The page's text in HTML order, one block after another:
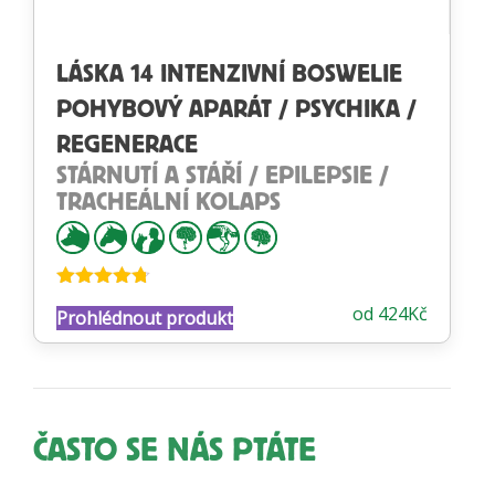
LÁSKA 14 INTENZIVNÍ BOSWELIE
POHYBOVÝ APARÁT / PSYCHIKA /
REGENERACE
STÁRNUTÍ A STÁŘÍ / EPILEPSIE /
TRACHEÁLNÍ KOLAPS
4.68z 5 od 424Kč
Prohlédnout produkt
ČASTO SE NÁS PTÁTE